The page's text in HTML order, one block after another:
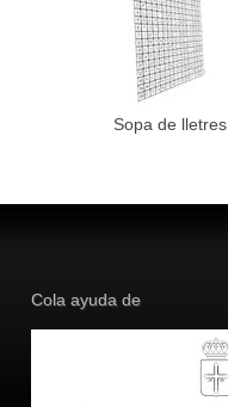
Sopa de lletres
Cola ayuda de